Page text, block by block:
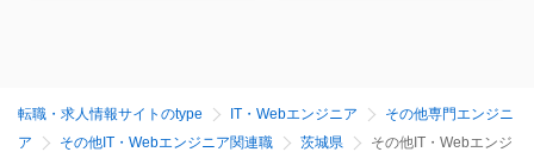
転職・求人情報サイトのtype IT・Webエンジニア
その他専門エンジニ
ア
その他IT・Webエンジニア関連職 茨城県 その他IT・Webエンジ